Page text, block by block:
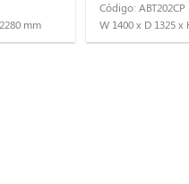
mm
Código: ABT202CP
W 1400 x D 1325 x